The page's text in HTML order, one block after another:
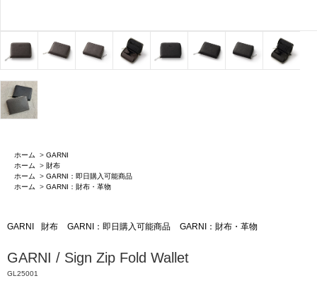
ホーム > GARNI
ホーム
> 財布
ホーム
> GARNI：即日購入可能商品
ホーム
> GARNI：財布・革物
GARNI 財布 GARNI：即日購入可能商品 GARNI：財布・革物
GARNI / Sign Zip Fold Wallet
GL25001